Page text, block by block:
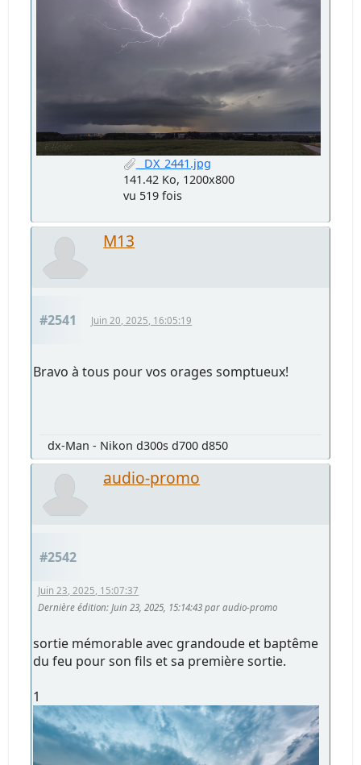
_DX_2441.jpg
141.42 Ko, 1200x800
vu 519 fois
M13
#2541 Juin 20, 2025, 16:05:19
Bravo à tous pour vos orages somptueux!
dx-Man - Nikon d300s d700 d850
audio-promo
#2542
Juin 23, 2025, 15:07:37
Dernière édition: Juin 23, 2025, 15:14:43 par audio-promo
sortie mémorable avec grandoude et baptême
du feu pour son fils et sa première sortie.
1